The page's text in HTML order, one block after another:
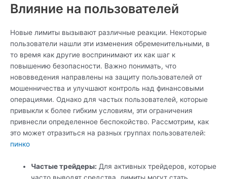
Влияние на пользователей
Новые лимиты вызывают различные реакции. Некоторые
пользователи нашли эти изменения обременительными, в
то время как другие воспринимают их как шаг к
повышению безопасности. Важно понимать, что
нововведения направлены на защиту пользователей от
мошенничества и улучшают контроль над финансовыми
операциями. Однако для частых пользователей, которые
привыкли к более гибким условиям, эти ограничения
привнесли определенное беспокойство. Рассмотрим, как
это может отразиться на разных группах пользователей:
пинко
Частые трейдеры: Для активных трейдеров, которые